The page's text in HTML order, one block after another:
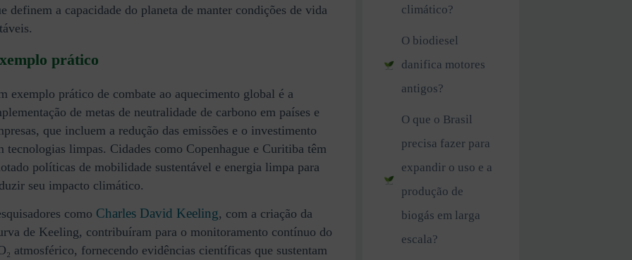
definem a capacidade do planeta de manter condições de vida
prático
exemplo prático de combate ao aquecimento global é a
de metas de neutralidade de carbono em países e
que incluem a redução das emissões e o investimento
tecnologias limpas. Cidades como Copenhague e Curitiba têm
políticas de mobilidade sustentável e energia limpa para
seu impacto climático.
como Charles David Keeling, com a criação da
de Keeling, contribuíram para o monitoramento contínuo do
atmosférico, fornecendo evidências científicas que sustentam
climático?
O biodiesel
danifica motores
antigos?
O que o Brasil
precisa fazer para
expandir o uso e a
produção de
biogás em larga
escala?